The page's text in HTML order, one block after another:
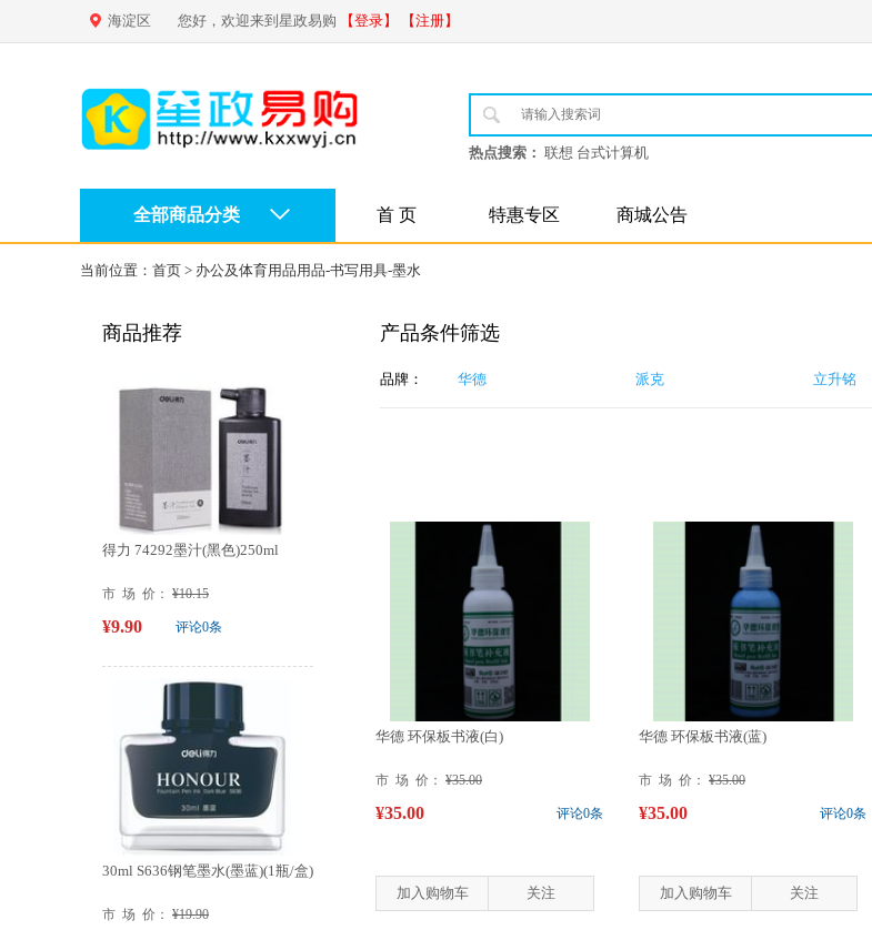
海淀区 您好，欢迎来到星政易购 【登录】 【注册】
热点搜索： 联想 台式计算机
全部商品分类 首 页 特惠专区 商城公告
当前位置： 首页 > 办公及体育用品用品-书写用具-墨水
商品推荐
得力 74292墨汁(黑色)250ml
市 场 价： ¥10.15
评论0条
¥9.90
30ml S636钢笔墨水(墨蓝)(1瓶/盒)
市 场 价： ¥19.90
产品条件筛选
品牌： 华德 派克 立升铭
华德 环保板书液(白)
市 场 价： ¥35.00
评论0条
¥35.00
加入购物车 关注
华德 环保板书液(蓝)
市 场 价： ¥35.00
评论0条
¥35.00
加入购物车 关注